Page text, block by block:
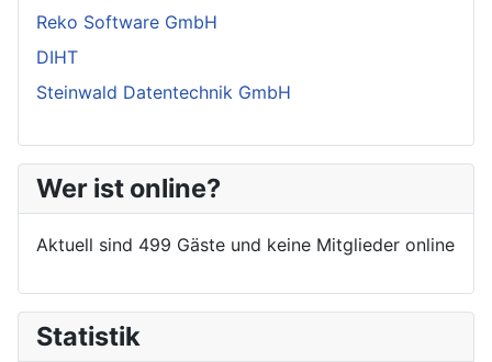
Reko Software GmbH
DIHT
Steinwald Datentechnik GmbH
Wer ist online?
Aktuell sind 499 Gäste und keine Mitglieder online
Statistik